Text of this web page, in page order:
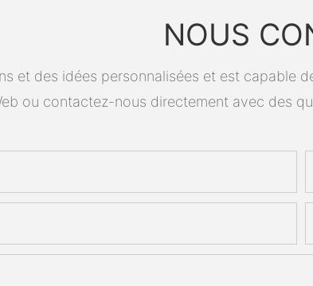
NOUS
et des idées personnalisées et est capable
ou contactez-nous directement avec des